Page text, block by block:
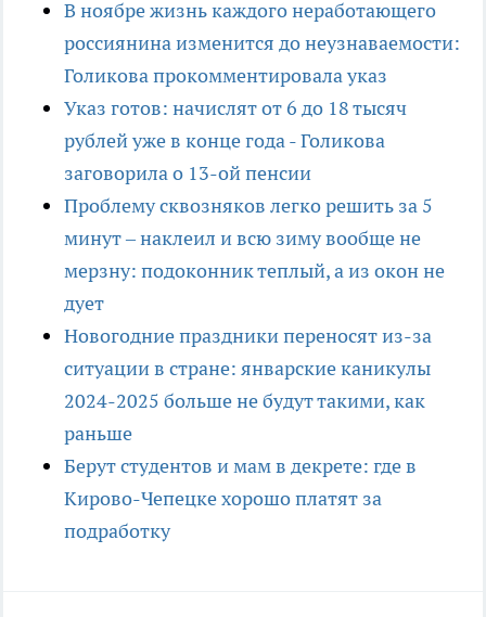
В ноябре жизнь каждого неработающего
россиянина изменится до неузнаваемости:
Голикова прокомментировала указ
Указ готов: начислят от 6 до 18 тысяч
рублей уже в конце года - Голикова
заговорила о 13-ой пенсии
Проблему сквозняков легко решить за 5
минут – наклеил и всю зиму вообще не
мерзну: подоконник теплый, а из окон не
дует
Новогодние праздники переносят из-за
ситуации в стране: январские каникулы
2024-2025 больше не будут такими, как
раньше
Берут студентов и мам в декрете: где в
Кирово-Чепецке хорошо платят за
подработку